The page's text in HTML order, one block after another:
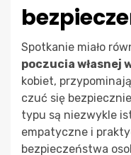
Spotkanie miało
poczucia własnej
kobiet,
czuć się
typu są niezwykle
empatyczne i
bezpieczeństwa